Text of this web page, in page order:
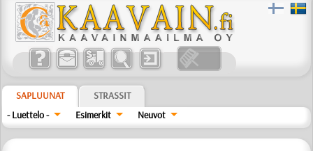
SAPLUUNAT
STRASSIT
- Luettelo -
Esimerkit Neuvot